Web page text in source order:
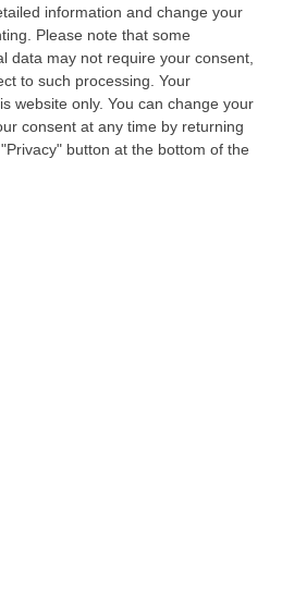
information and change your
Please note that some
data may not require your consent,
to such processing. Your
website only. You can change your
consent at any time by returning
button at the bottom of the
e 20mila in contanti.
di Luzzi